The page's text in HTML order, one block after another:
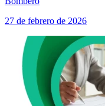
27 de febrero de 2026